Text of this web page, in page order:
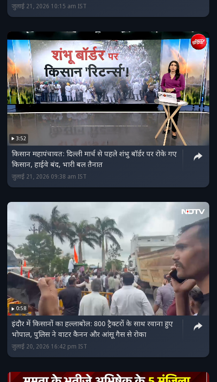
जुलाई 21, 2026 10:15 am IST
3:52
किसान महापंचायत: दिल्ली मार्च से पहले शंभु बॉर्डर पर रोके गए
किसान, हाईवे बंद, भारी बल तैनात
जुलाई 21, 2026 09:38 am IST
0:58
इंदौर में किसानों का हल्लाबोल: 800 ट्रैक्टरों के साथ रवाना हुए
भोपाल, पुलिस ने वाटर कैनन और आंसू गैस से रोका
जुलाई 20, 2026 16:42 pm IST